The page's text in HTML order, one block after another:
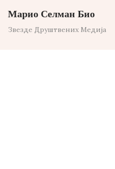
Марио Селман Био
Звезде Друштвених Медија